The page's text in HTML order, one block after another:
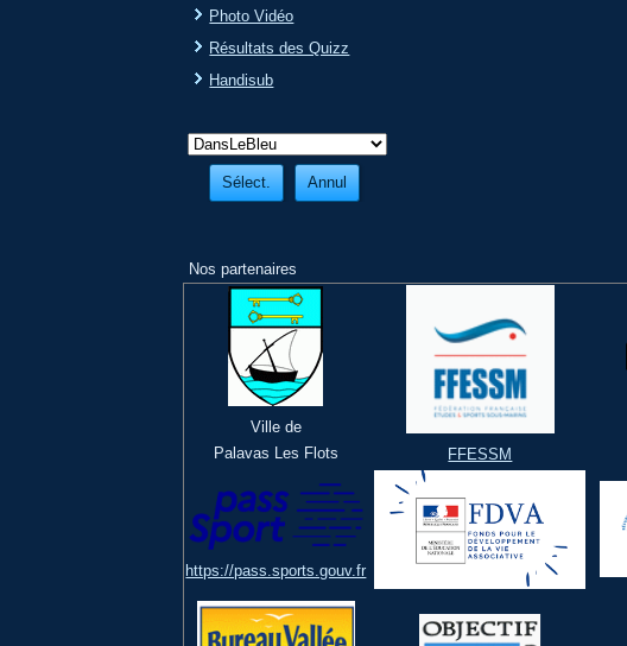
Photo Vidéo
Résultats des Quizz
Handisub
Nos partenaires
Ville de
Palavas Les Flots
FFESSM
https://pass.sports.gouv.fr